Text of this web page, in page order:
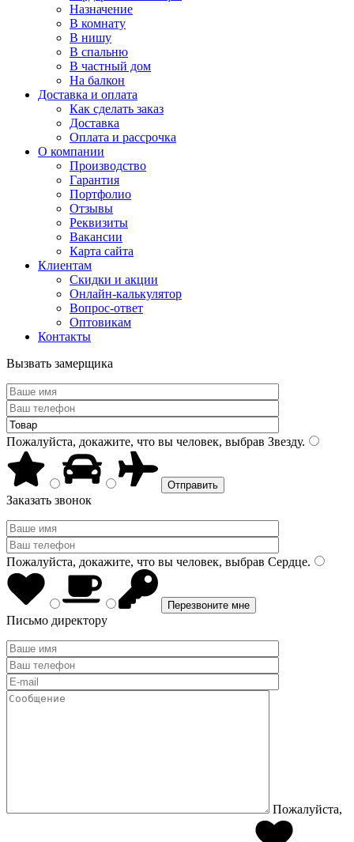
Назначение
В комнату
В нишу
В спальню
В частный дом
На балкон
Доставка и оплата
Как сделать заказ
Доставка
Оплата и рассрочка
О компании
Производство
Гарантия
Портфолио
Отзывы
Реквизиты
Вакансии
Карта сайта
Клиентам
Скидки и акции
Онлайн-калькулятор
Вопрос-ответ
Оптовикам
Контакты
Вызвать замерщика
Пожалуйста, докажите, что вы человек, выбрав Звезду.
Заказать звонок
Пожалуйста, докажите, что вы человек, выбрав Сердце.
Письмо директору
Пожалуйста,